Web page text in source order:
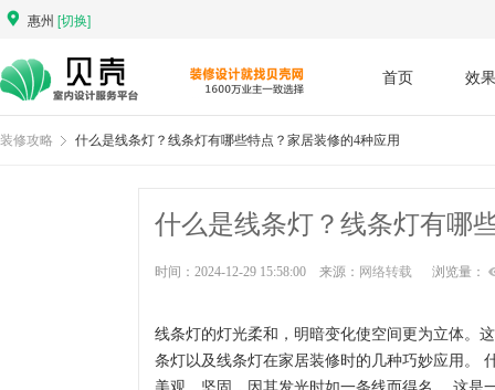
惠州 [切换]
首页 效
装修攻略 什么是线条灯？线条灯有哪些特点？家居装修的4种应用
什么是线条灯？线条灯有哪
时间：2024-12-29 15:58:00 来源： 网络转载 浏览量：
线条灯的灯光柔和，明暗变化使空间更为立体。
条灯以及线条灯在家居装修时的几种巧妙应用。